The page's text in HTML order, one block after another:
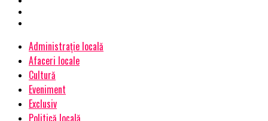
Administrație locală
Afaceri locale
Cultură
Eveniment
Exclusiv
Politică locală